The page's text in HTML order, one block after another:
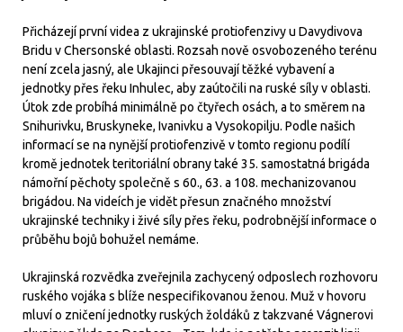
Přicházejí první videa z ukrajinské protiofenzivy u Davydivova
Bridu v Chersonské oblasti. Rozsah nově osvobozeného terénu
není zcela jasný, ale Ukajinci přesouvají těžké vybavení a
jednotky přes řeku Inhulec, aby zaútočili na ruské síly v oblasti.
Útok zde probíhá minimálně po čtyřech osách, a to směrem na
Snihurivku, Bruskyneke, Ivanivku a Vysokopilju. Podle našich
informací se na nynější protiofenzivě v tomto regionu podílí
kromě jednotek teritoriální obrany také 35. samostatná brigáda
námořní pěchoty společně s 60., 63. a 108. mechanizovanou
brigádou. Na videích je vidět přesun značného množství
ukrajinské techniky i živé síly přes řeku, podrobnější informace o
průběhu bojů bohužel nemáme.
Ukrajinská rozvědka zveřejnila zachycený odposlech rozhovoru
ruského vojáka s blíže nespecifikovanou ženou. Muž v hovoru
mluví o zničení jednotky ruských žoldáků z takzvané Vágnerovi